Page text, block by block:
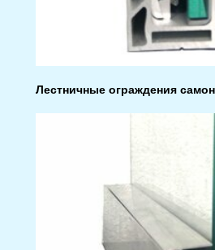
Лестничные ограждения